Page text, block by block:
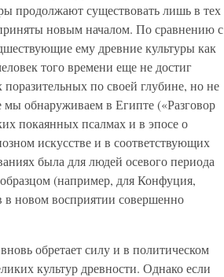
продолжают существовать лишь в тех
новым началом. По сравнению с
ему древние культуры как
того времени еще не достиг
по своей глубине, но не
мы обнаруживаем в Египте («Разговор
покаянных псалмах и в эпосе о
искусстве и в соответствующих
была для людей осевого периода
(например, для Конфуция,
в новом восприятии совершенно
обретает силу и в политическом
культур древности. Однако если